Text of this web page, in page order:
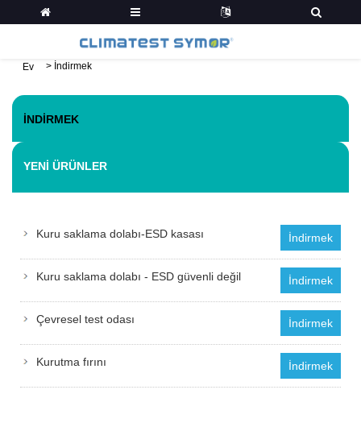
Ev > İndirmek
İNDIRMEK
YENI ÜRÜNLER
Kuru saklama dolabı-ESD kasası İndirmek
Kuru saklama dolabı - ESD güvenli değil İndirmek
Çevresel test odası İndirmek
Kurutma fırını İndirmek